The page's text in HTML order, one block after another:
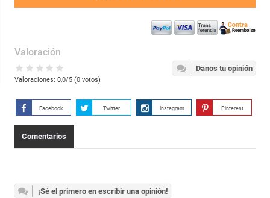
Danos tu opinión
Valoración
Valoraciones: 0,0/5 (0votos)
Facebook Twitter Instagram Pinterest
Comentarios
¡Sé el primero en escribir una opinión!